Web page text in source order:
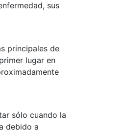
sus
principales de
lugar en
sólo cuando la
debido a